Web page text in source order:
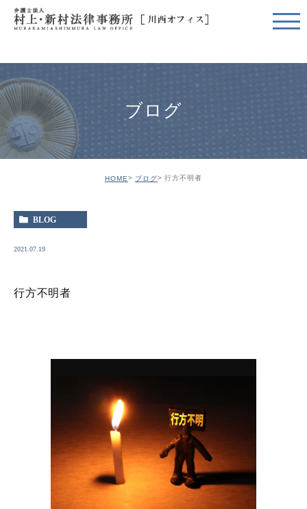
ブログ
HOME ブログ 行方不明者
BLOG
2021.07.19
行方不明者